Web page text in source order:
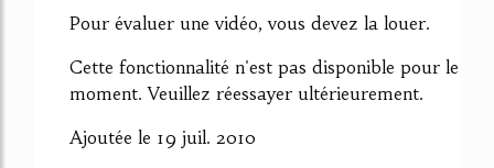
Pour évaluer une vidéo, vous devez la louer.
Cette fonctionnalité n'est pas disponible pour le
moment. Veuillez réessayer ultérieurement.
Ajoutée le 19 juil. 2010